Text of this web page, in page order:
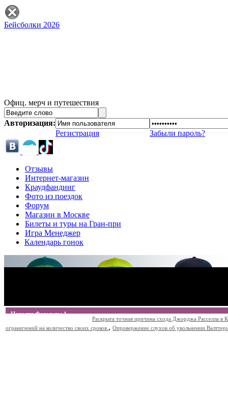
Бейсболки 2026
Офиц. мерч и путешествия
Авторизация:
Регистрация
Забыли пароль?
Отзывы
Интернет-магазин
Краудфандинг
Фото из поездок
Форум
Магазин в Москве
Билеты и туры на Гран-при
Игра Менеджер
Календарь гонок
Новости Формулы 1
Раскрыта точная причина схода Джорджа Расселла в
ограничений на количество своих сроков. , Опровержение слухов об увольнении